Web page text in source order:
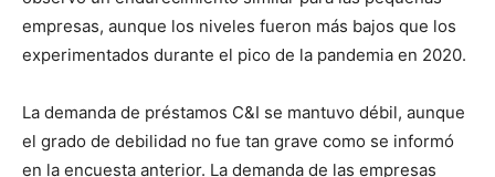
empresas, aunque los niveles fueron más bajos que los
experimentados durante el pico de la pandemia en 2020.
La demanda de préstamos C&I se mantuvo débil, aunque
el grado de debilidad no fue tan grave como se informó
en la encuesta anterior. La demanda de las empresas